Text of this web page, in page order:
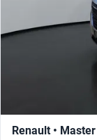
Renault • Master